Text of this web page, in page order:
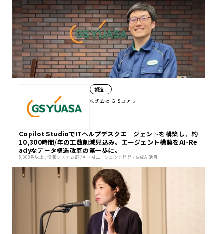
製造
株式会社 ＧＳユアサ
Copilot StudioでITヘルプデスクエージェントを構築し、約
10,300時間/年の工数削減見込み。エージェント構築をAI-Re
adyなデータ構造改革の第一歩に。
5,000名以上 /情報システム部 /AI・AIエージェント開発 / 生成AI活用